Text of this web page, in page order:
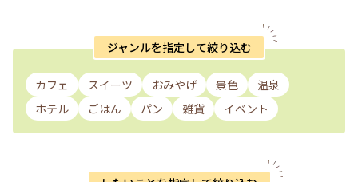
ジャンルを指定して絞り込む
カフェ スイーツ おみやげ 景色
温泉
ホテル
ごはん パン 雑貨 イベント